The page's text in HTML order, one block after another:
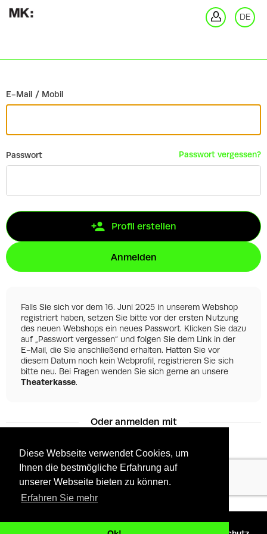
Diese Webseite verwendet Cookies, um
Ihnen die bestmögliche Erfahrung auf
unserer Webseite bieten zu können.
Erfahren Sie mehr
DE
E-Mail / Mobil
Passwort Passwort vergessen?
Profil erstellen
Anmelden
Falls Sie sich vor dem 16. Juni 2025 in unserem Webshop
registriert haben, setzen Sie bitte vor der ersten Nutzung
des neuen Webshops ein neues Passwort. Klicken Sie dazu
auf „Passwort vergessen“ und folgen Sie dem Link in der
E-Mail, die Sie anschließend erhalten. Hatten Sie vor
diesem Datum noch kein Webprofil, registrieren Sie sich
bitte neu. Bei Fragen wenden Sie sich gerne an unsere
Theaterkasse.
Oder anmelden mit
Facebook